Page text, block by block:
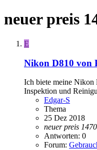
neuer preis
E
Nikon D810 von
Ich biete meine Nikon
Inspektion und
Edgar-S
Thema
25 Dez 2018
neuer preis 1470
Antworten: 0
Forum: